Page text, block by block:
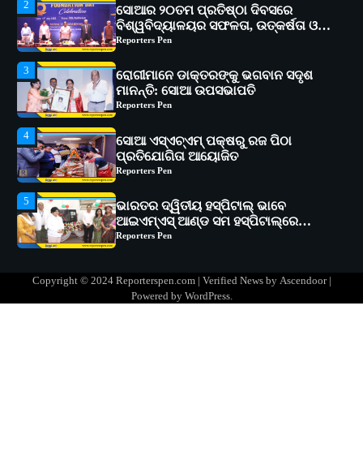
3
ରୋଗୀମାନେ ଡାକ୍ତରଙ୍କୁ ଭଗବାନ ସଦୃଶ
ମାନନ୍ତି: ସୋଆ ଉପସଭାପତି
Reporters Pen
4
ସୋଆ ଏସ୍‌ଏଚ୍‌ଏମ୍ ପକ୍ଷରୁ ରଜ ପିଠା
ପ୍ରତିଯୋଗିତା ଆୟୋଜିତ
Reporters Pen
5
ଭାରତର ଦ୍ୱିତୀୟ ହସ୍ପିଟାଲ୍ ଭାବେ
ଆଇଏମ୍‌ଏସ୍ ଆଣ୍ଡ ସମ ହସ୍ପିଟାଲ୍‌ରେ
ଅତ୍ୟାଧୁନିକ ଡିଜିସ୍କାନର ସ୍ଥାପନ
Reporters Pen
1
ସୋଆ ପକ୍ଷରୁ ରାୱେ କାର୍ଯ୍ୟକ୍ରମ ଅଧୀନରେ
୧୧ଟି ଗ୍ରାମରେ ୧୬ଟି କୃଷକ ପ୍ରଶିକ୍ଷଣ
କାର୍ଯ୍ୟକ୍ରମ ଆୟୋଜିତ
Reporters Pen
ବିଶ୍ୱବିଦ୍ୟାଳୟର ସଫଳତା, ଉତ୍କର୍ଷତା ଓ
ଅଗ୍ରଗତିର ସ୍ମୃତିଚାରଣ
Reporters Pen
Copyright © 2024 Reporterspen.com | Verified News by Ascendoor|
Powered by WordPress.